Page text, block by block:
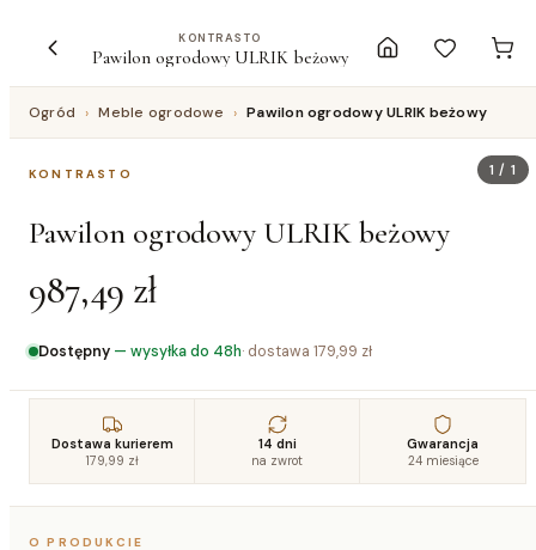
KONTRASTO
Pawilon ogrodowy ULRIK beżowy
Ogród › Meble ogrodowe › Pawilon ogrodowy ULRIK beżowy
1 /1
KONTRASTO
Pawilon ogrodowy ULRIK beżowy
987,49 zł
Dostępny — wysyłka do 48h· dostawa 179,99 zł
Dostawa kurierem
179,99 zł
14 dni
na zwrot
Gwarancja
24 miesiące
O PRODUKCIE